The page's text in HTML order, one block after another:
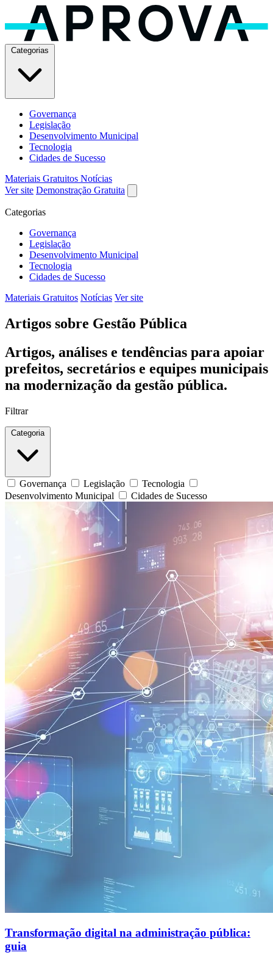
Governança
Legislação
Desenvolvimento Municipal
Tecnologia
Cidades de Sucesso
Materiais Gratuitos Notícias
Ver site Demonstração Gratuita
Categorias
Governança
Legislação
Desenvolvimento Municipal
Tecnologia
Cidades de Sucesso
Materiais Gratuitos Notícias Ver site
Artigos sobre Gestão Pública
Artigos, análises e tendências para apoiar
prefeitos, secretários e equipes municipais
na modernização da gestão pública.
Filtrar
Governança Legislação
Tecnologia
Desenvolvimento Municipal
Cidades de Sucesso
Transformação digital na administração pública:
guia